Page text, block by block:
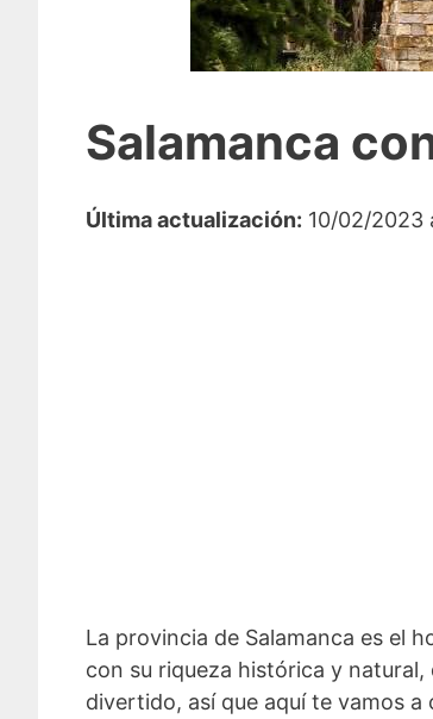
Salamanca
Última actualización: 10/02/2023
La provincia de Salamanca es el
con su riqueza histórica y
divertido, así que aquí te vamos